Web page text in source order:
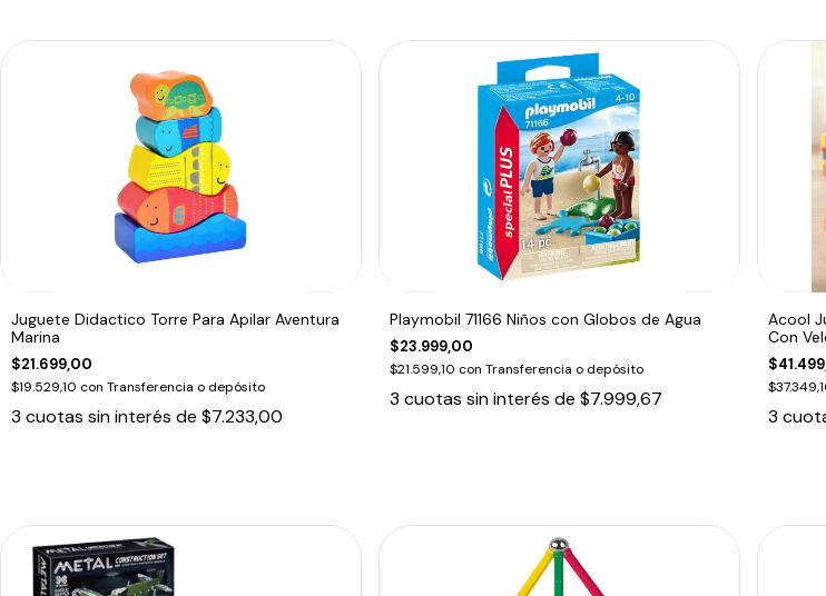
Juguete Didactico Torre Para Apilar Aventura
Marina
$21.699,00
$19.529,10 con Transferencia o depósito
3 cuotas sin interés de $7.233,00
Playmobil 71166 Niños con Globos de Agua
$23.999,00
$21.599,10 con Transferencia o depósito
3 cuotas sin interés de $7.999,67
Acool
Con
3